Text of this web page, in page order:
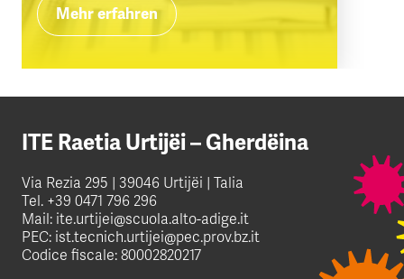
Mehr erfahren
ITE Raetia Urtijëi – Gherdëina
Via Rezia 295 | 39046 Urtijëi | Talia
Tel. +39 0471 796 296
Mail: ite.urtijei@scuola.alto-adige.it
PEC: ist.tecnich.urtijei@pec.prov.bz.it
Codice fiscale: 80002820217